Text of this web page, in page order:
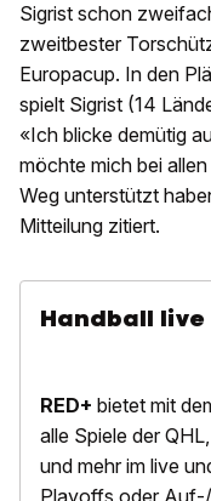
Sigrist schon
zweitbester
Europacup. In den
spielt Sigrist (14
«Ich blicke demütig
möchte mich bei
Weg unterstützt
Mitteilung zitiert.
Handball live
RED+ bietet mit
alle Spiele der
und mehr im live